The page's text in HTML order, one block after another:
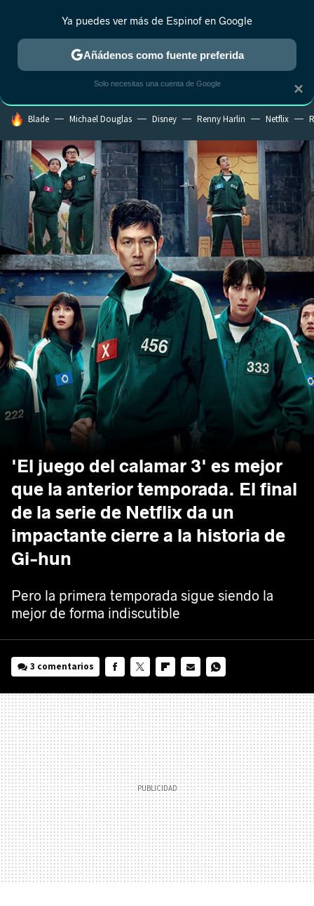
ESTRENOS REALITY ANIME RANKINGS CINE
HOY SE HABLA DE
Blade Michael Douglas Disney Renny Harlin Netflix
'El juego del calamar 3' es mejor
que la anterior temporada. El final
de la serie de Netflix da un
impactante cierre a la historia de
Gi-hun
Pero la primera temporada sigue siendo la
mejor de forma indiscutible
3 comentarios
MAIL
×
Ya puedes ver más de Espinof en Google
Añádenos como fuente preferida
Solo necesitas una cuenta de Google